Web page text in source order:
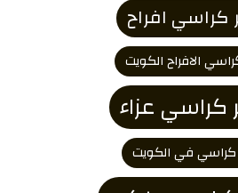
كراسي افراح
الافراح الكويت
كراسي عزاء
كراسي في الكويت